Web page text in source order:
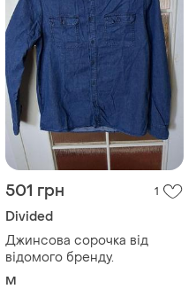
501 грн 1
Divided
Джинсова сорочка від
відомого бренду.
M